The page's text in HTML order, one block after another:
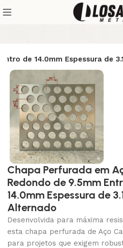
de 14.0mm Espessura de
Chapa Perfurada em
Redondo de 9.5mm
14.0mm Espessura de
Alternado
Desenvolvida para máxima
esta chapa perfurada de Aço
para projetos que exigem